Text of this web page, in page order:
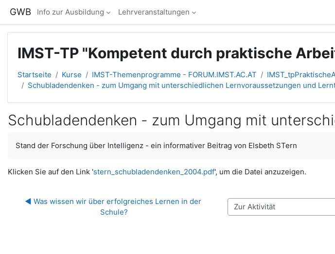
GWB Info zur Ausbildung Lehrveranstaltungen
IMST-TP "Kompetent durch praktische
Startseite Kurse IMST-Themenprogramme - FORUM.IMST.AC.AT
Schubladendenken - zum Umgang mit unterschiedlichen Lernvoraussetzungen und
Schubladendenken - zum Umgang mit
Stand der Forschung über Intelligenz - ein informativer Beitrag von Elsbeth STern
Klicken Sie auf den Link 'stern_schubladendenken_2004.pdf', um die Datei anzuzeigen.
◀︎ Was wissen wir über erfolgreiches Lernen in der
Schule?
Zur Aktivität